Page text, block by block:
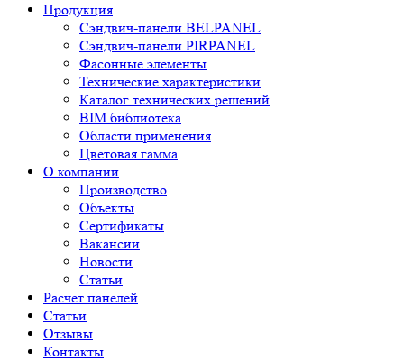
Продукция
Сэндвич-панели BELPANEL
Сэндвич-панели PIRPANEL
Фасонные элементы
Технические характеристики
Каталог технических решений
BIM библиотека
Области применения
Цветовая гамма
О компании
Производство
Объекты
Сертификаты
Вакансии
Новости
Статьи
Расчет панелей
Статьи
Отзывы
Контакты